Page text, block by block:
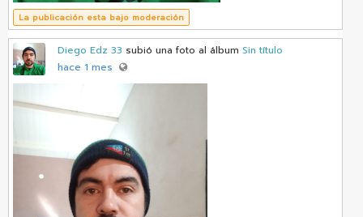
La publicación esta bajo moderación
Diego Edz 33 subió una foto al álbum Sin título
hace 1 mes